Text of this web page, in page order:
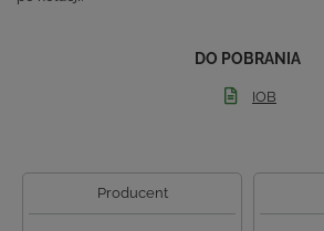
DO POBRANIA
IOB
Producent